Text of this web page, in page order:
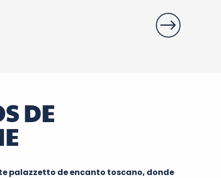
Paseo en
DE
palazzetto de encanto toscano, donde